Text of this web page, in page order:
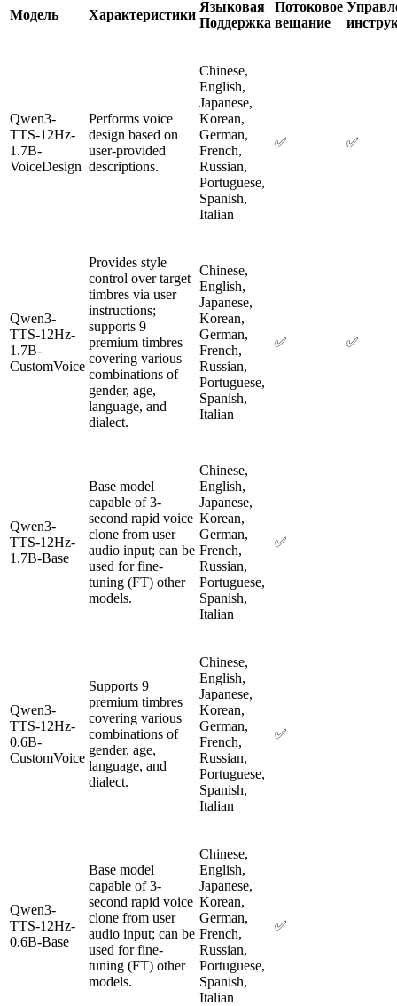
Модель Характеристики
Языковая
Поддержка
Потоковое
вещание
Qwen3-
TTS-12Hz-
1.7B-
VoiceDesign
Performs voice
design based on
user-provided
descriptions.
Chinese,
English,
Japanese,
Korean,
German,
French,
Russian,
Portuguese,
Spanish,
Italian
✅ ✅
Qwen3-
TTS-12Hz-
1.7B-
CustomVoice
Provides style
control over target
timbres via user
instructions;
supports 9
premium timbres
covering various
combinations of
gender, age,
language, and
dialect.
Chinese,
English,
Japanese,
Korean,
German,
French,
Russian,
Portuguese,
Spanish,
Italian
✅ ✅
Qwen3-
TTS-12Hz-
1.7B-Base
Base model
capable of 3-
second rapid voice
clone from user
audio input; can be
used for fine-
tuning (FT) other
models.
Chinese,
English,
Japanese,
Korean,
German,
French,
Russian,
Portuguese,
Spanish,
Italian
✅
Qwen3-
TTS-12Hz-
0.6B-
CustomVoice
Supports 9
premium timbres
covering various
combinations of
gender, age,
language, and
dialect.
Chinese,
English,
Japanese,
Korean,
German,
French,
Russian,
Portuguese,
Spanish,
Italian
✅
Qwen3-
TTS-12Hz-
0.6B-Base
Base model
capable of 3-
second rapid voice
clone from user
audio input; can be
used for fine-
tuning (FT) other
models.
Chinese,
English,
Japanese,
Korean,
German,
French,
Russian,
Portuguese,
Spanish,
Italian
✅